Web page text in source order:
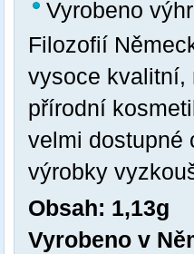
Vyrobeno
Filozofií
vysoce kvalitní,
přírodní
velmi dostupné
výrobky
Obsah: 1,13g
Vyrobeno v